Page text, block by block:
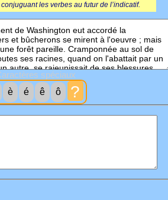
les verbes au futur de l’indicatif.
spéciaux
è é ê ô ?